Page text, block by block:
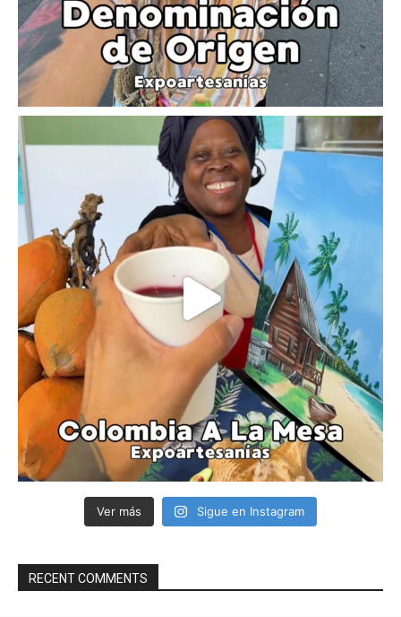
Ver más Sigue en Instagram
RECENT COMMENTS